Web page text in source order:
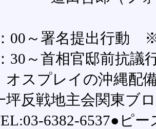
00～署名提出行動
30～首相官邸前抗議
スプレイの沖縄配
坪反戦地主会関東ブ
6382-6537●ピ